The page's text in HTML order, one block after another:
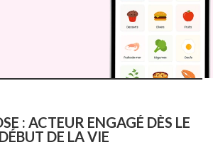
: ACTEUR ENGAGÉ DÈS LE
DÉBUT DE LA VIE